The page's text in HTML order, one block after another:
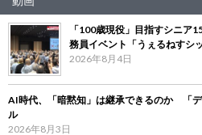
「100歳現役」目指すシニ
務員イベント「うぇるねすシ
2026年8月4日
AI時代、「暗黙知」は継承できるのか 「
ル
2026年8月3日